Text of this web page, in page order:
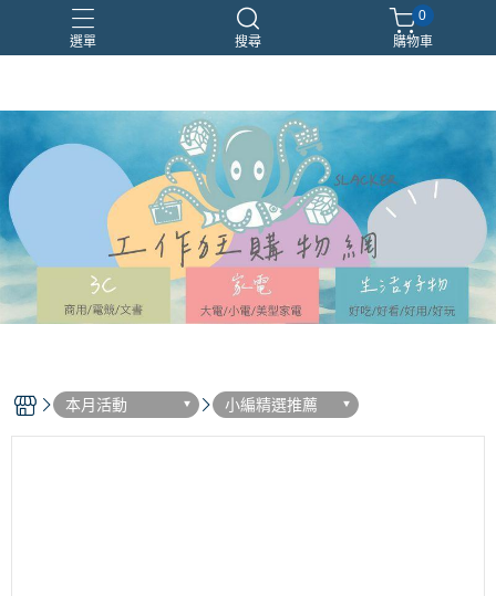
選單 搜尋
EPSON RTX5070 螢幕
0
購物車
本月活動 小編精選推薦